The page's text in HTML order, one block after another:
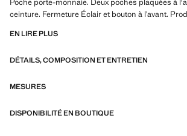
Poche porte-monnaie. Deux poches plaquées à
ceinture. Fermeture Éclair et bouton à l’avant.
EN LIRE PLUS
DÉTAILS, COMPOSITION ET ENTRETIEN
MESURES
DISPONIBILITÉ EN BOUTIQUE